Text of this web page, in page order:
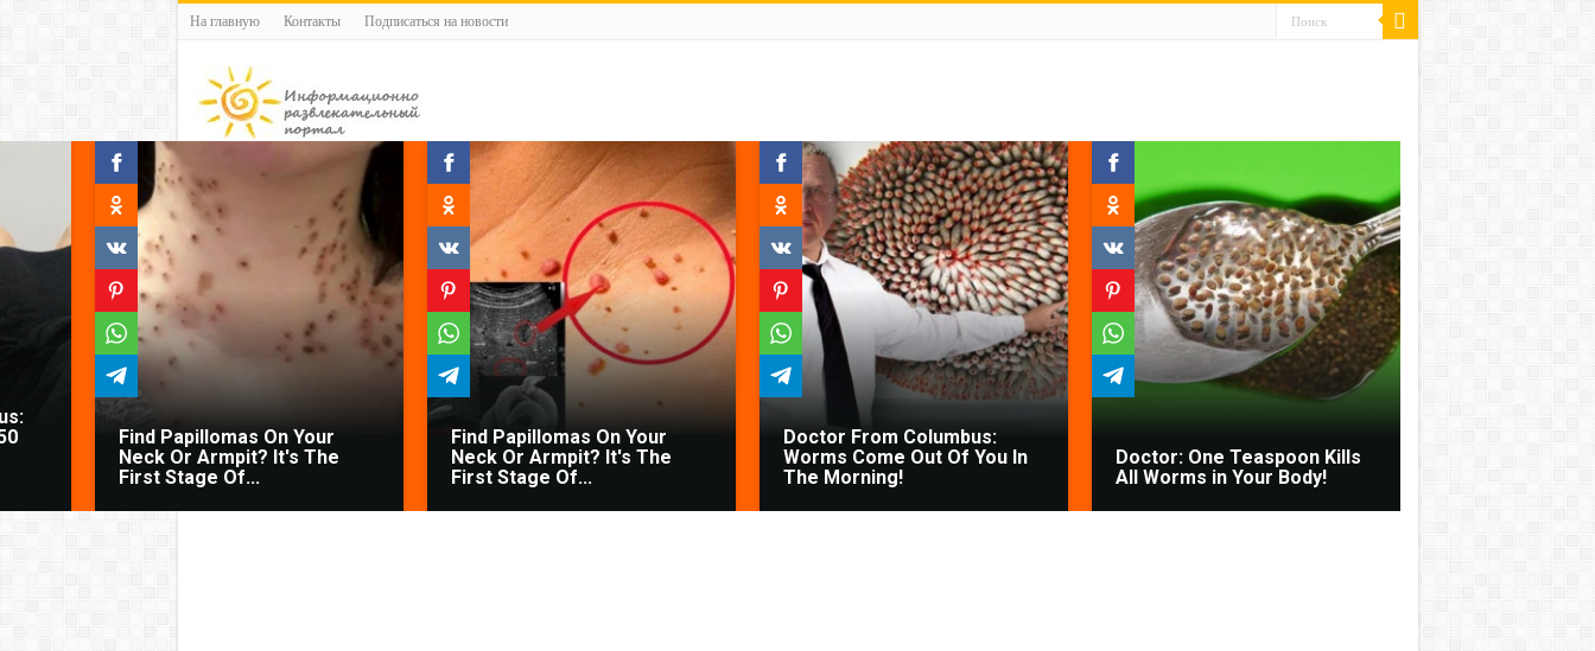
На главную Контакты Подписаться на новости
Find Papillomas On Your
Neck Or Armpit? It's The
First Stage Of...
Find Papillomas On Your
Neck Or Armpit? It's The
First Stage Of...
Doctor From Columbus:
Worms Come Out Of You In
The Morning!
Doctor: One Teaspoon Kills
All Worms in Your Body!